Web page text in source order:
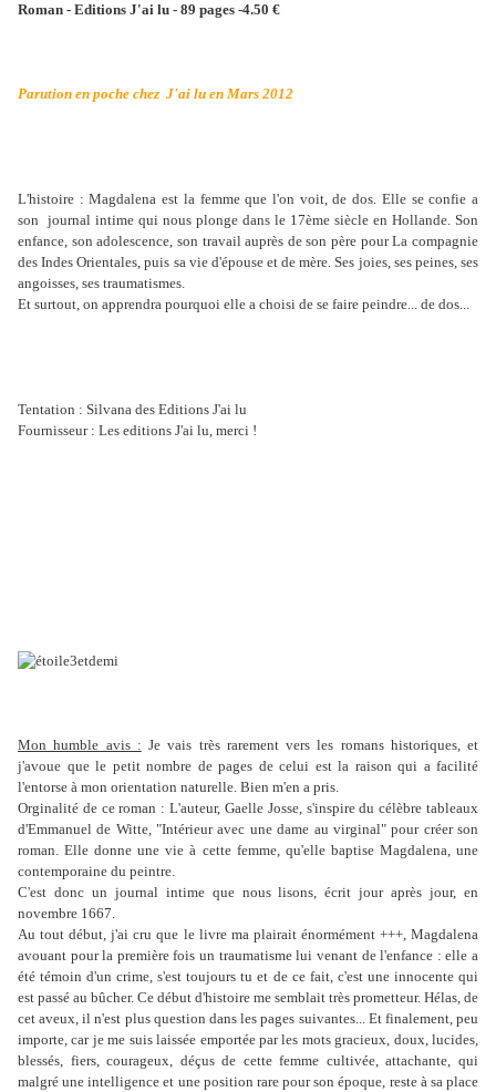
Roman - Editions J'ai lu - 89 pages -4.50 €
Parution en poche chez J'ai lu en Mars 2012
L'histoire : Magdalena est la femme que l'on voit, de dos. Elle se confie a
son journal intime qui nous plonge dans le 17ème siècle en Hollande. Son
enfance, son adolescence, son travail auprès de son père pour La compagnie
des Indes Orientales, puis sa vie d'épouse et de mère. Ses joies, ses peines, ses
angoisses, ses traumatismes.
Et surtout, on apprendra pourquoi elle a choisi de se faire peindre... de dos...
Tentation : Silvana des Editions J'ai lu
Fournisseur : Les editions J'ai lu, merci !
Mon humble avis : Je vais très rarement vers les romans historiques, et
j'avoue que le petit nombre de pages de celui est la raison qui a facilité
l'entorse à mon orientation naturelle. Bien m'en a pris.
Orginalité de ce roman : L'auteur, Gaelle Josse, s'inspire du célèbre tableaux
d'Emmanuel de Witte, "Intérieur avec une dame au virginal" pour créer son
roman. Elle donne une vie à cette femme, qu'elle baptise Magdalena, une
contemporaine du peintre.
C'est donc un journal intime que nous lisons, écrit jour après jour, en
novembre 1667.
Au tout début, j'ai cru que le livre ma plairait énormément +++, Magdalena
avouant pour la première fois un traumatisme lui venant de l'enfance : elle a
été témoin d'un crime, s'est toujours tu et de ce fait, c'est une innocente qui
est passé au bûcher. Ce début d'histoire me semblait très prometteur. Hélas, de
cet aveux, il n'est plus question dans les pages suivantes... Et finalement, peu
importe, car je me suis laissée emportée par les mots gracieux, doux, lucides,
blessés, fiers, courageux, déçus de cette femme cultivée, attachante, qui
malgré une intelligence et une position rare pour son époque, reste à sa place